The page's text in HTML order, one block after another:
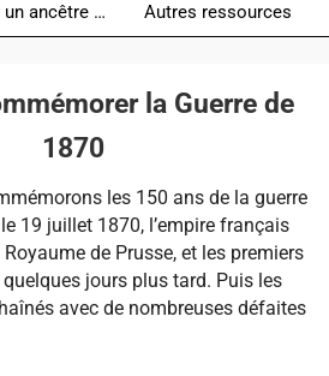
un ancêtre … Autres ressources
la Guerre de
1870
les 150 ans de la guerre
19 juillet 1870, l’empire français
de Prusse, et les premiers
jours plus tard. Puis les
avec de nombreuses défaites